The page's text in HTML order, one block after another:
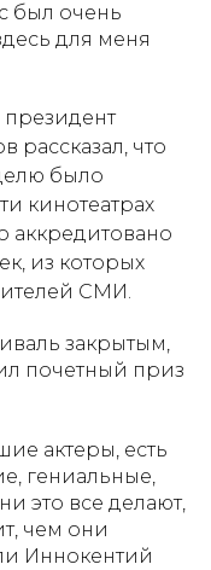
был очень
для меня
рассказал, что
было
кинотеатрах
аккредитовано
из которых
СМИ.
закрытым,
почетный приз
актеры, есть
гениальные,
это все делают,
чем они
Иннокентий